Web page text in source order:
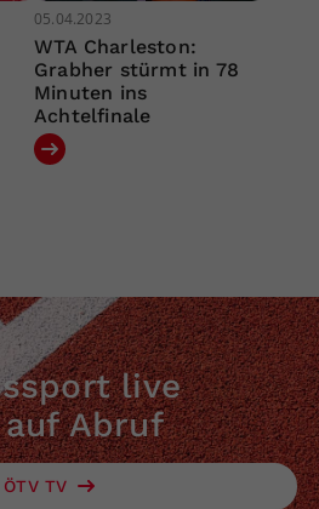
05.04.2023
WTA Charleston:
Grabher stürmt in 78
Minuten ins
Achtelfinale
live
Abruf
ÖTV TV